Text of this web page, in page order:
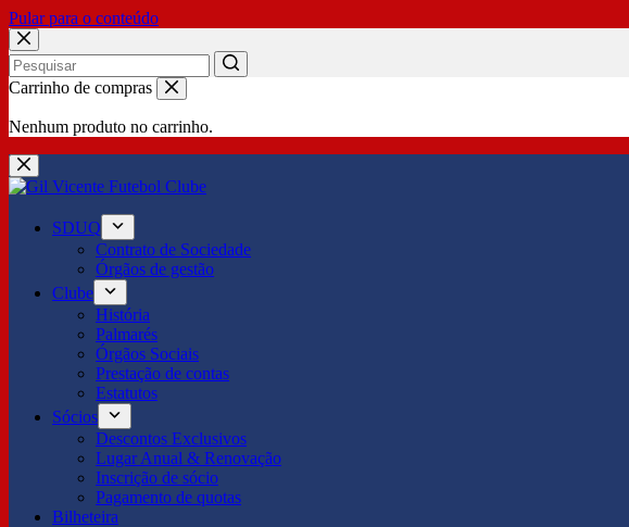
Pular para o conteúdo
No
Carrinho de compras
Nenhum produto no carrinho.
SDUQ
Contrato de Sociedade
Órgãos de gestão
Clube
História
Palmarés
Órgãos Sociais
Prestação de contas
Estatutos
Sócios
Descontos Exclusivos
Lugar Anual & Renovação
Inscrição de sócio
Pagamento de quotas
Bilheteira